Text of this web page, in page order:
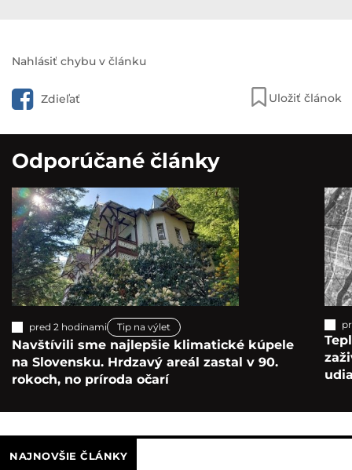
Nahlásiť chybu v článku
Zdieľať Uložiť článok
Odporúčané články
pred 2 hodinami Tip na výlet
Navštívili sme najlepšie klimatické kúpele
na Slovensku. Hrdzavý areál zastal v 90.
rokoch, no príroda očarí
NAJNOVŠIE ČLÁNKY